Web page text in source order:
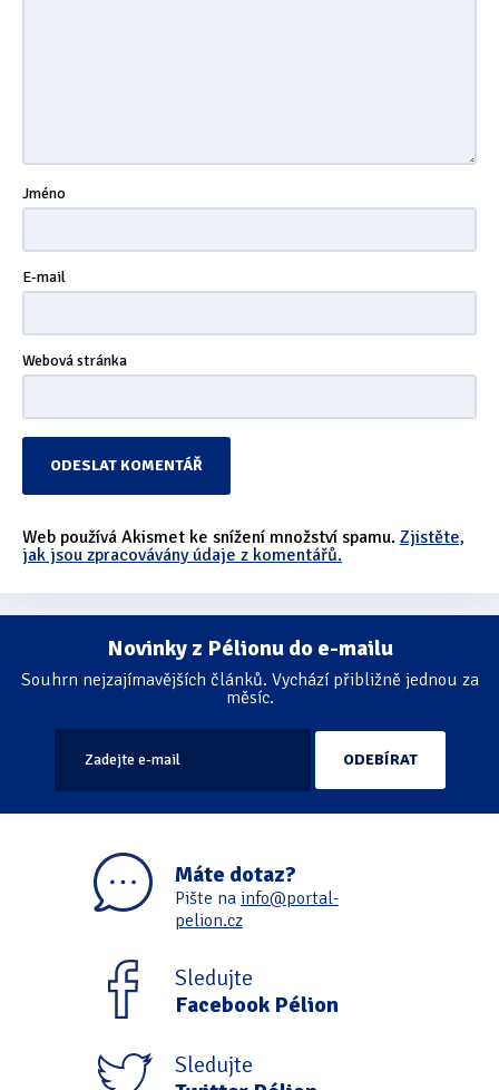
Jméno
E-mail
Webová stránka
Web používá Akismet ke snížení množství spamu. Zjistěte,
jak jsou zpracovávány údaje z komentářů.
Novinky z Pélionu do e-mailu
Souhrn nejzajímavějších článků. Vychází přibližně jednou za
měsíc.
Máte dotaz?
Pište na info@portal-
pelion.cz
Sledujte
Facebook Pélion
Sledujte